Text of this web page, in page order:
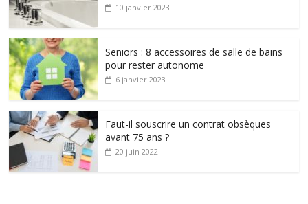
10 janvier 2023
Seniors : 8 accessoires de salle de bains
pour rester autonome
6 janvier 2023
Faut-il souscrire un contrat obsèques
avant 75 ans ?
20 juin 2022